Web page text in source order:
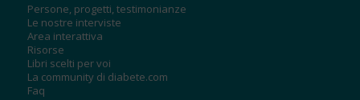
Persone, progetti, testimonianze
Le nostre interviste
Area interattiva
Risorse
Libri scelti per voi
La community di diabete.com
Faq